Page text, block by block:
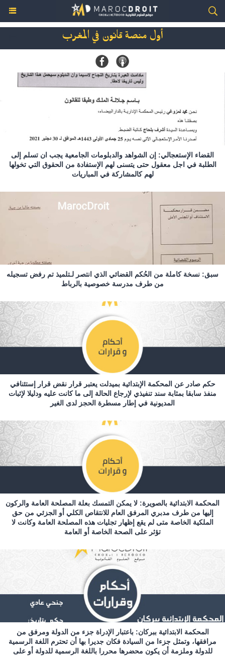
أول منصة قانون في المغرب
القضاء الإستعجالي: إن الشواهد والدبلومات الجامعية يجب ان تسلم إلى
الطلبة في اجل معقول حتى يتسنى لهم الإستفادة من الحقوق التي تخولها
لهم كالمشاركة في المباريات
سبق: نسخة كاملة من الحُكم القضائي الذي انتصر لـتلميذ تم رفض تسجيله
من طرف مدرسة خصوصية بالرباط
حكم صادر عن المحكمة الإبتدائية بميدلت يعتبر قرار نقض قرار إستئنافي
منفذ سابقا بمثابة سند تنفيذي لإرجاع الحالة إلى ما كانت عليه ودليلا لإثبات
المديونية في إطار مسطرة الحجز لدى الغير
المحكمة الابتدائية بالصويرة: لا يمكن التمسك بعلة المصلحة العامة والركون
إليها من طرف مدبري المرفق العام للانتقاص الكلي أو الجزئي من حق
الملكية الخاصة متى لم يقع إظهار تجليات هذه المصلحة العامة وكانت لا
تؤثر على الصحة الخاصة أو العامة
المحكمة الابتدائية ببركان: باعتبار الإدراة جزء من الدولة ومرفق من
مرافقها، وتمثل جزءا من السيادة فكان جديرا بها أن تحترم اللغة الرسمية
للدولة وملزمة أن يكون محضرها محررا باللغة الرسمية للدولة أو على